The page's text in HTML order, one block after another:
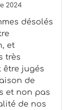
2024
désolés
et
très
être jugés
de
et non pas
de nos